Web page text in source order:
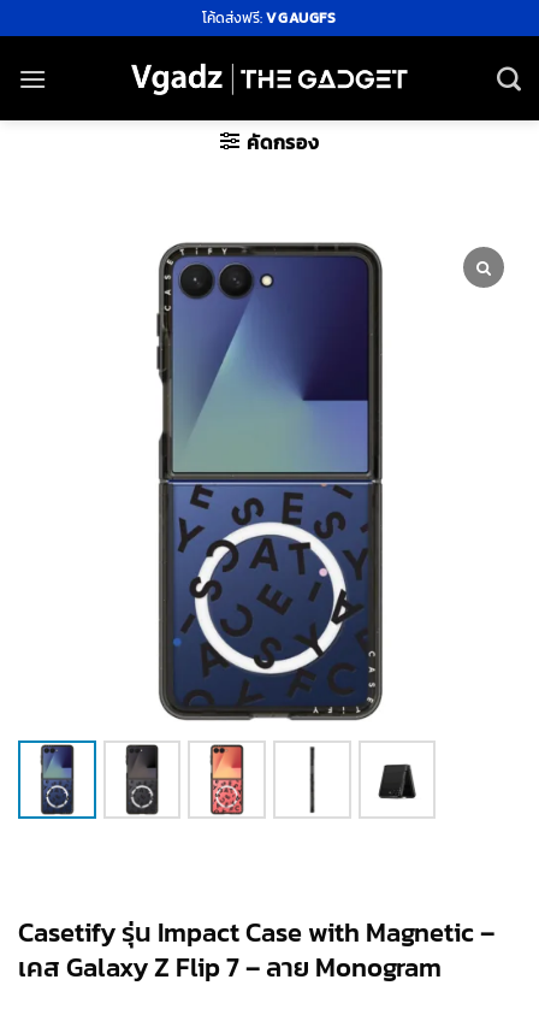
ไป
ยัง
โค้ดส่งฟรี:VGAUGFS
คัดกรอง
Casetify รุ่น Impact Case with Magnetic –
เคส Galaxy Z Flip 7 – ลาย Monogram